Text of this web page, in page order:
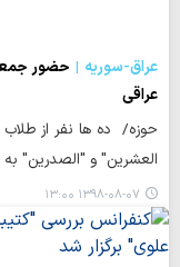
عراق-سوریه
حضور
عراقی
حوزه/ ده ها نفر از
العشرین" و "الصدرین"
۱۳۹۸-۰۸-۰۷ ۱۳:۰۰